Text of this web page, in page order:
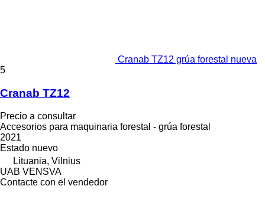
Cranab TZ12 grúa forestal nueva
5
Cranab TZ12
Precio a consultar
Accesorios para maquinaria forestal - grúa forestal
2021
Estado nuevo
Lituania, Vilnius
UAB VENSVA
Contacte con el vendedor